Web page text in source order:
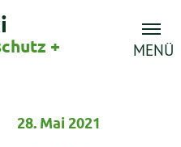
+
MENÜ
28. Mai 2021